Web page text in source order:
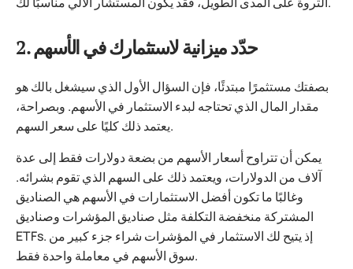
2. حدّد ميزانية لاستثمارك في الأسهم
بصفتك مستثمرًا مبتدئًا، فإن السؤال الأول الذي سيشغل بالك هو
مقدار المال الذي تحتاجه لبدء الاستثمار في الأسهم. وبصراحة،
يعتمد ذلك كليًا على سعر السهم.
يمكن أن تتراوح أسعار الأسهم من بضعة دولارات فقط إلى عدة
آلاف من الدولارات، ويعتمد ذلك على السهم الذي تقوم بشرائه.
وغالبًا ما تكون أفضل الاستثمارات في الأسهم هي الصناديق
المشتركة منخفضة التكلفة مثل صناديق المؤشرات وصناديق
ETFs. إذ يتيح لك الاستثمار في المؤشرات شراء جزء كبير من
سوق الأسهم في معاملة واحدة فقط.